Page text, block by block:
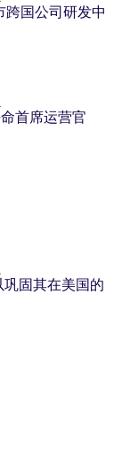
跨国公司研发中
首席运营官
固其在美国的